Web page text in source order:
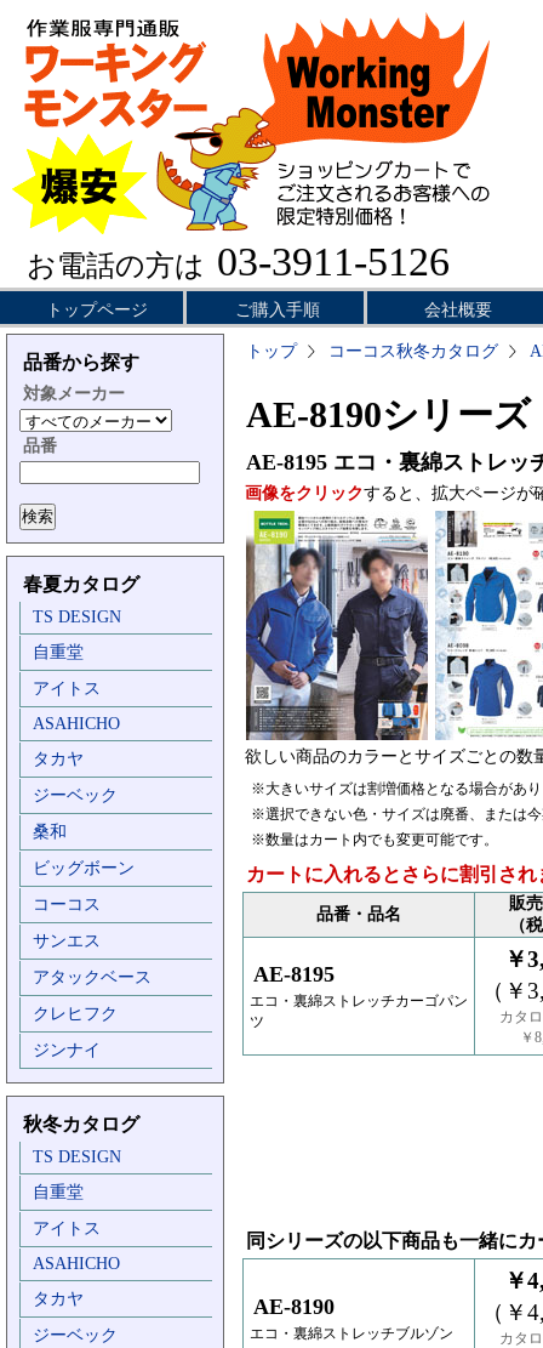
お電話の方は 03-3911-5126
トップページ ご購入手順 会社概要
品番から探す
対象メーカー
品番
春夏カタログ
TS DESIGN
自重堂
アイトス
ASAHICHO
タカヤ
ジーベック
桑和
ビッグボーン
コーコス
サンエス
アタックベース
クレヒフク
ジンナイ
秋冬カタログ
TS DESIGN
自重堂
アイトス
ASAHICHO
タカヤ
ジーベック
トップ コーコス秋冬カタログ
AE-8190シリーズ
AE-8195 エコ・裏綿ストレッ
画像をクリックすると、拡大ページが
欲しい商品のカラーとサイズごとの数
※大きいサイズは割増価格となる場合があ
※選択できない色・サイズは廃番、または
※数量はカート内でも変更可能です。
カートに入れるとさらに割引され
品番・品名
販
（
AE-8195
エコ・裏綿ストレッチカーゴパン
ツ
￥
（￥
カタ
￥
同シリーズの以下商品も一緒に
AE-8190
エコ・裏綿ストレッチブルゾン
￥
（￥
カタ